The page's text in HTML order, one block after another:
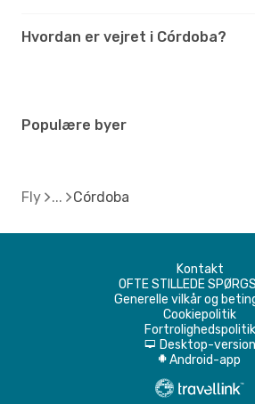
Hvordan er vejret i Córdoba?
Populære byer
Fly Córdoba
Kontakt
OFTE STILLEDE
Generelle vilkår og
Cookiepolitik
Fortrolighedspolitik
d Desktop-version
A Android-app